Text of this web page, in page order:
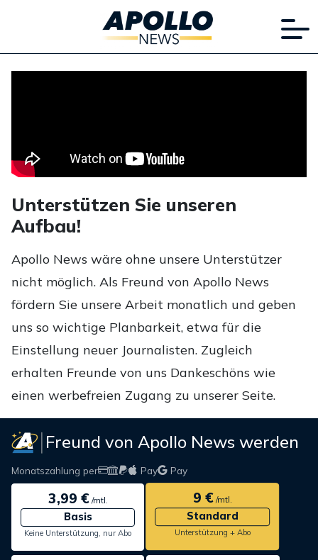
Unterstützen Sie unseren
Aufbau!
Apollo News wäre ohne unsere Unterstützer
nicht möglich. Als Freund von Apollo News
fördern Sie unsere Arbeit monatlich und geben
uns so wichtige Planbarkeit, etwa für die
Einstellung neuer Journalisten. Zugleich
erhalten Freunde von uns Dankeschöns wie
einen werbefreien Zugang zu unserer Seite.
Freund von Apollo News werden
Monatszahlung per Pay Pay
3,99 €/mtl.
Basis
Keine Unterstützung, nur Abo
9 €/mtl.
Standard
Unterstützung + Abo